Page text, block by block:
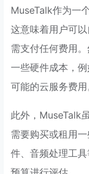
MuseTalk作为一
这意味着用户可
需支付任何费用
一些硬件成本，
可能的云服务费用
此外，MuseTalk
需要购买或租用
件、音频处理工